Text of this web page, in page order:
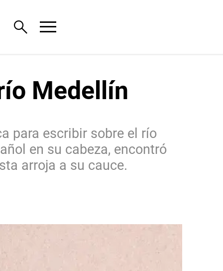
search menu
Medellín
para escribir sobre el río
en su cabeza, encontró
arroja a su cauce.